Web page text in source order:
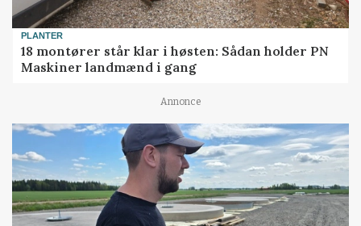
PLANTER
18 montører står klar i høsten: Sådan holder PN
Maskiner landmænd i gang
Annonce